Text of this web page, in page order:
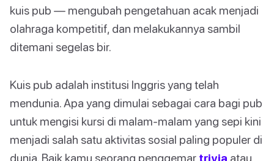
kuis pub — mengubah pengetahuan acak menjadi
olahraga kompetitif, dan melakukannya sambil
ditemani segelas bir.
Kuis pub adalah institusi Inggris yang telah
mendunia. Apa yang dimulai sebagai cara bagi pub
untuk mengisi kursi di malam-malam yang sepi kini
menjadi salah satu aktivitas sosial paling populer di
dunia. Baik kamu seorang penggemar trivia atau